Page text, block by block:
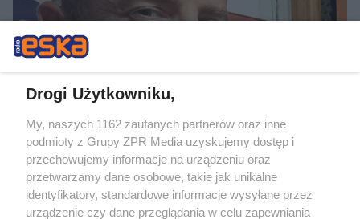
WIADOMOŚCI
Pokonaj swoje słabości! OCR TARRUN – Szlak
Drogi Użytkowniku,
My, naszych 1162 zaufanych partnerów oraz inne
podmioty z Grupy ZPR Media uzyskujemy dostęp i
przechowujemy informacje na urządzeniu oraz
przetwarzamy dane osobowe, takie jak unikalne
identyfikatory, standardowe informacje wysyłane przez
urządzenie czy dane przeglądania w celu zapewniania